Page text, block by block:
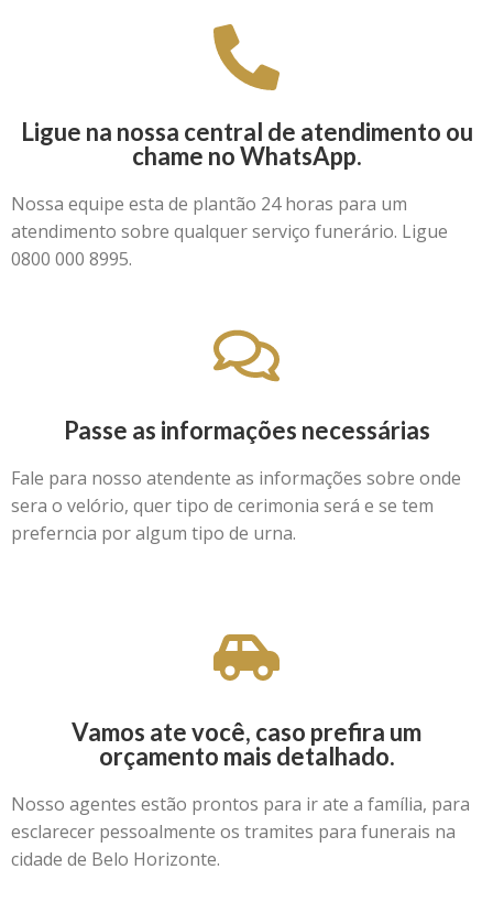
Ligue na nossa central de atendimento ou
chame no WhatsApp.
Nossa equipe esta de plantão 24 horas para um
atendimento sobre qualquer serviço funerário. Ligue
0800 000 8995.
Passe as informações necessárias
Fale para nosso atendente as informações sobre onde
sera o velório, quer tipo de cerimonia será e se tem
preferncia por algum tipo de urna.
Vamos ate você, caso prefira um
orçamento mais detalhado.
Nosso agentes estão prontos para ir ate a família, para
esclarecer pessoalmente os tramites para funerais na
cidade de Belo Horizonte.